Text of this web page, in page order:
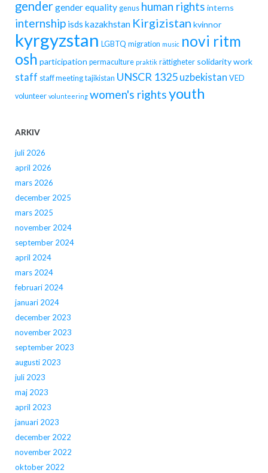
gendergender equality genus human rights interns
internship isds kazakhstan Kirgizistan kvinnor
kyrgyzstan LGBTQ migration music novi ritm
osh participation permaculture praktik rättigheter solidarity work
staff staff meeting tajikistan UNSCR 1325 uzbekistan VED
volunteer volunteering women's rightsyouth
ARKIV
juli 2026
april 2026
mars 2026
december 2025
mars 2025
november 2024
september 2024
april 2024
mars 2024
februari 2024
januari 2024
december 2023
november 2023
september 2023
augusti 2023
juli 2023
maj 2023
april 2023
januari 2023
december 2022
november 2022
oktober 2022